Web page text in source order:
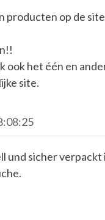
producten op de
ook het één en
site.
und sicher